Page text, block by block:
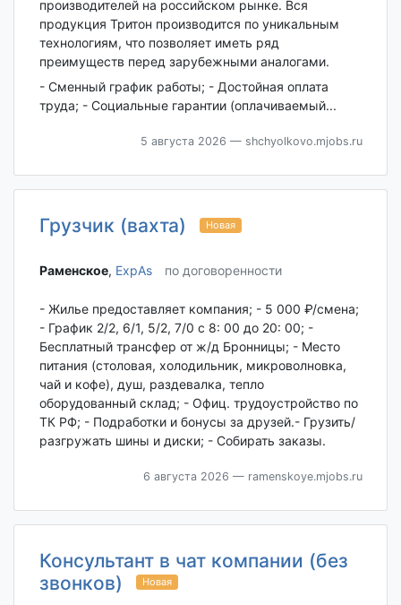
производителей на российском рынке. Вся
продукция Тритон производится по уникальным
технологиям, что позволяет иметь ряд
преимуществ перед зарубежными аналогами.
- Сменный график работы; - Достойная оплата
труда; - Социальные гарантии (оплачиваемый...
5 августа 2026 — shchyolkovo.mjobs.ru
Грузчик (вахта) Новая
Раменское‎, ExpAs по договоренности
- Жилье предоставляет компания; - 5 000 ₽/смена;
- График 2/2, 6/1, 5/2, 7/0 с 8: 00 до 20: 00; -
Бесплатный трансфер от ж/д Бронницы; - Место
питания (столовая, холодильник, микроволновка,
чай и кофе), душ, раздевалка, тепло
оборудованный склад; - Офиц. трудоустройство по
ТК РФ; - Подработки и бонусы за друзей.- Грузить/
разгружать шины и диски; - Собирать заказы.
6 августа 2026 — ramenskoye.mjobs.ru
Консультант в чат компании (без
звонков)
Новая